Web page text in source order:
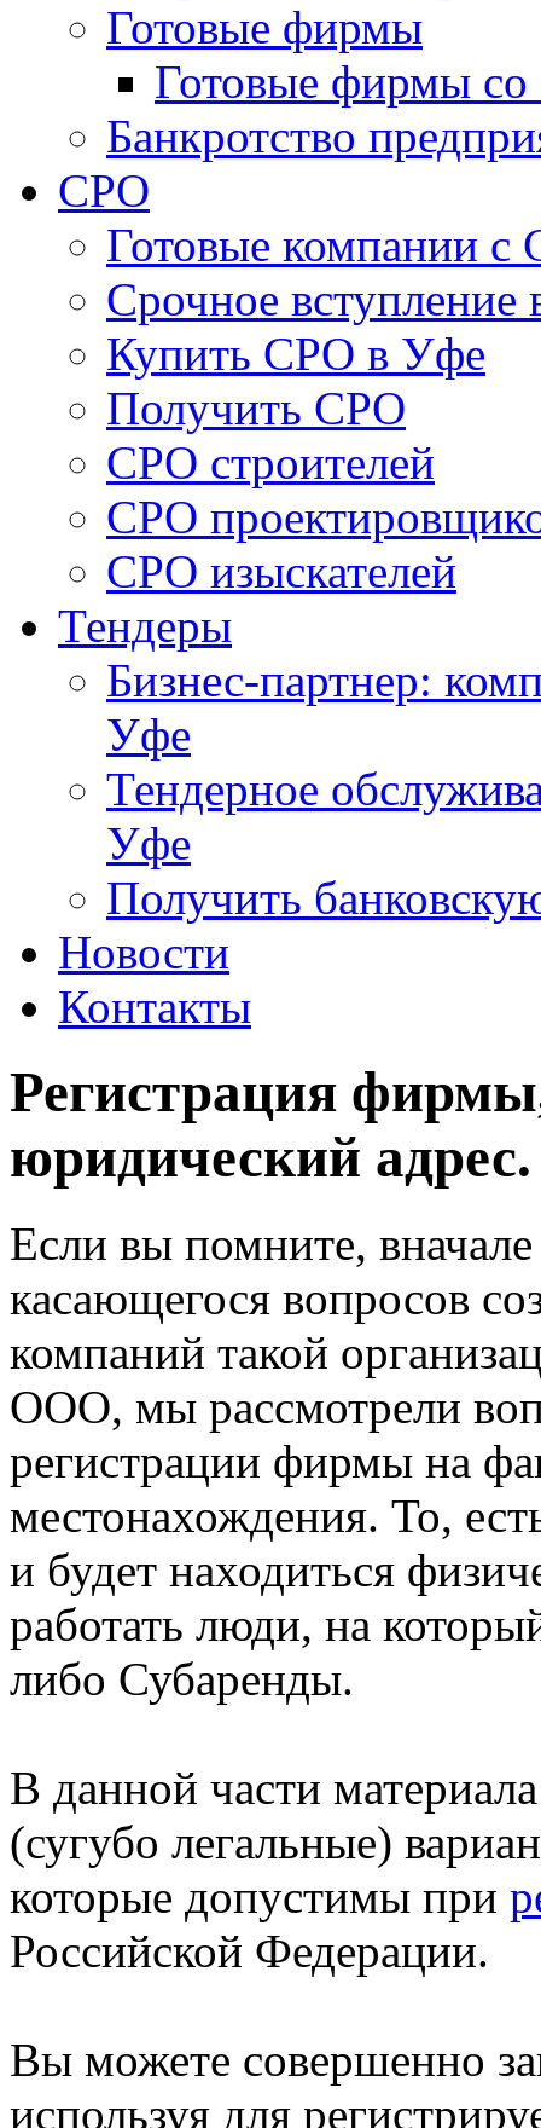
Готовые фирмы
Готовые фирмы со
Банкротство
СРО
Готовые компании с
Cрочное
Купить СРО в Уфе
Получить СРО
СРО строителей
СРО
СРО изыскателей
Тендеры
Бизнес-партнер:
Уфе
Тендерное
Уфе
Получить
Новости
Контакты
Регистрация
юридический
Если вы помните,
касающегося вопросов
компаний такой
ООО, мы рассмотрели
регистрации фирмы на
местонахождения. То,
и будет находиться
работать люди, на
либо Субаренды.
В данной части
(сугубо легальные)
которые допустимы при
Российской Федерации.
Вы можете совершенно
используя для